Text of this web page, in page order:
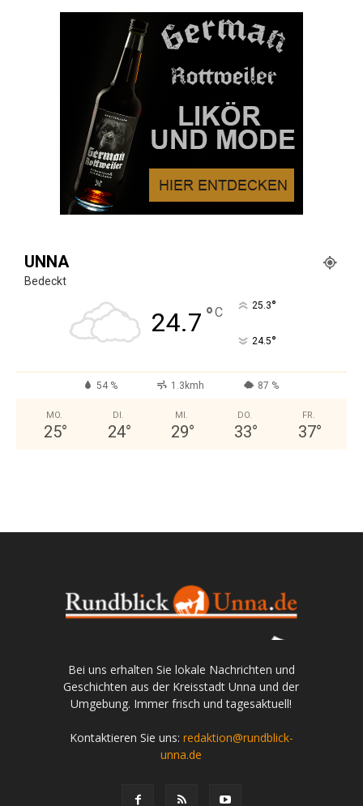
UNNA
Bedeckt
24.7 °C 25.3°
24.5°
54 % 1.3kmh 87 %
MO.
25°
DI.
24°
MI.
29°
DO.
33°
FR.
37°
Bei uns erhalten Sie lokale Nachrichten und
Geschichten aus der Kreisstadt Unna und der
Umgebung. Immer frisch und tagesaktuell!
Kontaktieren Sie uns: redaktion@rundblick-
unna.de